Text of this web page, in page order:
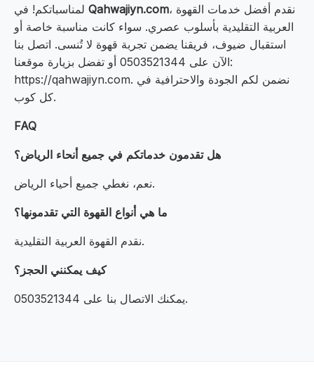
Qahwajiyn.com، نقدم أفضل خدمات القهوة
العربية التقليدية بأسلوب عصري. سواء كانت مناسبة خاصة أو
استقبال ضيوف، فريقنا يضمن تجربة قهوة لا تُنسى. اتصل بنا
الآن على 0503521344 أو تفضل بزيارة موقعنا:
https://qahwajiyn.com. نضمن لكم الجودة والاحترافية في
كل كوب.
FAQ
هل تقدمون خدماتكم في جميع أنحاء الرياض؟
نعم، نغطي جميع أحياء الرياض.
ما هي أنواع القهوة التي تقدمونها؟
نقدم القهوة العربية التقليدية.
كيف يمكنني الحجز؟
يمكنك الاتصال بنا على 0503521344.